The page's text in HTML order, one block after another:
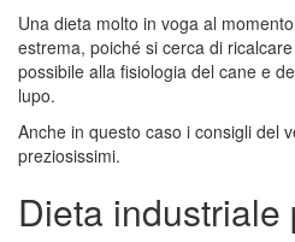
Una dieta molto in voga al
estrema, poiché si cerca di
possibile alla fisiologia del cane e
lupo.
Anche in questo caso i consigli del
preziosissimi.
Dieta industriale